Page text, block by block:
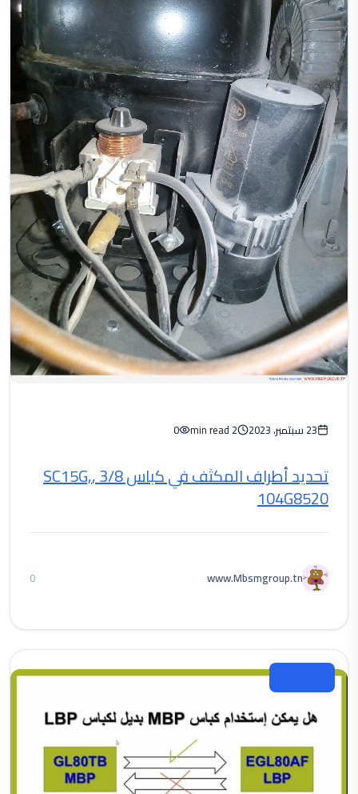
23 سبتمبر، 2023 2 min read
0
تحديد أطراف المكثف في كباس 3/8 ,SC15G,
104G8520
www.Mbsmgroup.tn
0